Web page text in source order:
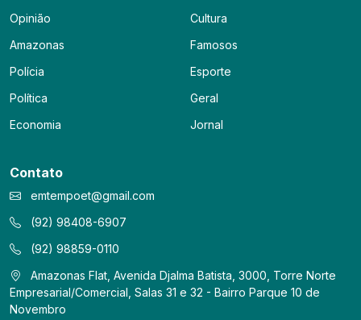
Opinião
Amazonas
Polícia
Política
Economia
Cultura
Famosos
Esporte
Geral
Jornal
Contato
emtempoet@gmail.com
(92) 98408-6907
(92) 98859-0110
Amazonas Flat, Avenida Djalma Batista, 3000, Torre Norte
Empresarial/Comercial, Salas 31 e 32 - Bairro Parque 10 de
Novembro